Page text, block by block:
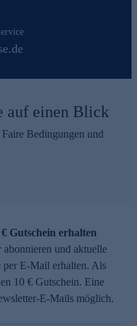
auf einen Blick
Bedingungen und
Gutschein erhalten
und aktuelle
per E-Mail erhalten. Als
10 € Gutschein. Eine
E-Mails möglich.